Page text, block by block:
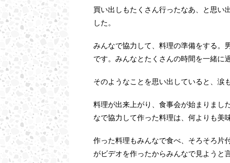
買い出しもたくさん行ったなあ、と思い
した。
みんなで協力して、料理の準備をする。
です。みんなとたくさんの時間を一緒に
そのようなことを思い出していると、涙
料理が出来上がり、食事会が始まりまし
なで協力して作った料理は、何よりも美
作った料理もみんなで食べ、そろそろ片
がビデオを作ったからみんなで見ようと